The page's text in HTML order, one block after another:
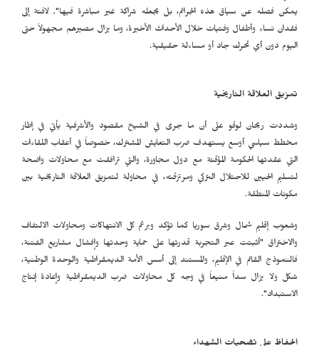
يمكن فصله عن سياق هذه الجرائم، بل يجعله شراكة غير مباشرة فيها", لافتة إلى
فقدان نساء وأطفال وفتيات خلال الأحداث الأخيرة، وما يزال مصيرهم مجهولاً حتى
اليوم دون أي تحرك جاد أو مساءلة حقيقية.
تمزيق العلاقة التاريخية
وشددت ريحان لوقو على أن ما جرى في الشيخ مقصود والأشرفية يأتي في إطار
مخطط سياسي أوسع يستهدف ضرب التعايش المشترك، خصوصاً في أعقاب اللقاءات
التي عقدتها الحكومة المؤقتة مع دول مجاورة، والتي ترافقت مع محاولات واضحة
لتسليم الحيين للاحتلال التركي ومرتزقته، في محاولة لتمزيق العلاقة التاريخية بين
مكونات المنطقة.
وشعوب إقليم شمال وشرق سوريا كما تؤكد وبرغم كل الانتهاكات ومحاولات الالتفاف
والاختراق "أثبتت عبر التجربة قدرتها على حماية وحدتها وإفشال مشاريع الفتنة،
فالنموذج القائم في الإقليم، والمستند إلى أسس الأمة الديمقراطية والوحدة الوطنية،
شكل ولا يزال سداً منيعاً في وجه كل محاولات ضرب الديمقراطية وإعادة إنتاج
الاستبداد".